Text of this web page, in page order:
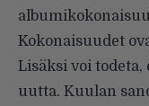
Kokonaisuudet
Lisäksi voi
uutta. Kuulan